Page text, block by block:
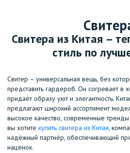
Свитера из Китая –
стиль по
Свитер – универсальная вещь, без
представить гардероб. Он согревает в
придаёт образу уют и элегантность.
предлагают широкий ассортимент
высокое качество, современные
вы хотите купить свитера из Китая,
надёжный партнёр, обеспечивающий
наценок.